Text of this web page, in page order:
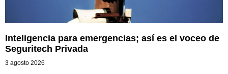
Inteligencia para emergencias; así es el voceo de
Seguritech Privada
3 agosto 2026